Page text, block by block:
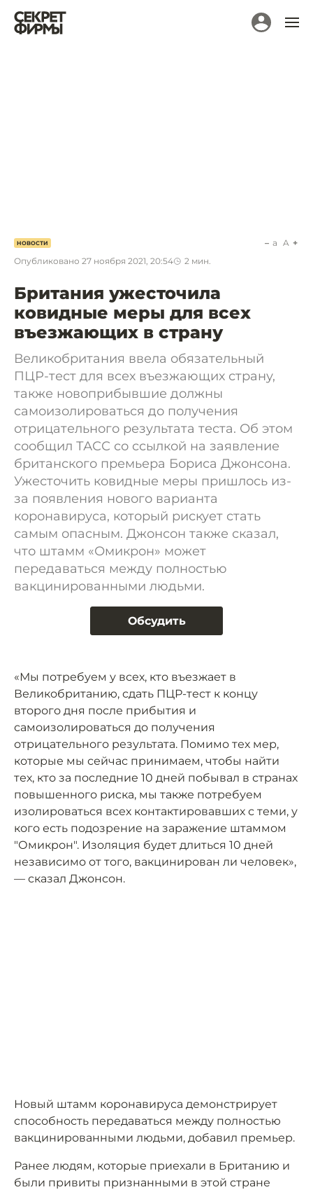
НОВОСТИ
Опубликовано 27 ноября 2021, 20:54 2 мин.
a A
Британия ужесточила
ковидные меры для всех
въезжающих в страну
Великобритания ввела обязательный
ПЦР-тест для всех въезжающих страну,
также новоприбывшие должны
самоизолироваться до получения
отрицательного результата теста. Об этом
сообщил ТАСС со ссылкой на заявление
британского премьера Бориса Джонсона.
Ужесточить ковидные меры пришлось из-
за появления нового варианта
коронавируса, который рискует стать
самым опасным. Джонсон также сказал,
что штамм «Омикрон» может
передаваться между полностью
вакцинированными людьми.
Обсудить
«Мы потребуем у всех, кто въезжает в
Великобританию, сдать ПЦР-тест к концу
второго дня после прибытия и
самоизолироваться до получения
отрицательного результата. Помимо тех мер,
которые мы сейчас принимаем, чтобы найти
тех, кто за последние 10 дней побывал в странах
повышенного риска, мы также потребуем
изолироваться всех контактировавших с теми, у
кого есть подозрение на заражение штаммом
"Омикрон". Изоляция будет длиться 10 дней
независимо от того, вакцинирован ли человек»,
— сказал Джонсон.
Новый штамм коронавируса демонстрирует
способность передаваться между полностью
вакцинированными людьми, добавил премьер.
Ранее людям, которые приехали в Британию и
были привиты признанными в этой стране